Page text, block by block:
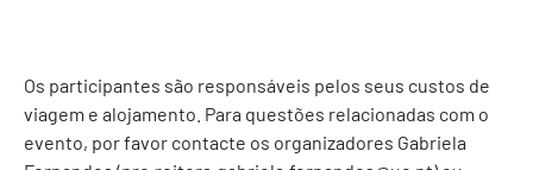
Os participantes são responsáveis pelos seus custos de
viagem e alojamento. Para questões relacionadas com o
evento, por favor contacte os organizadores Gabriela